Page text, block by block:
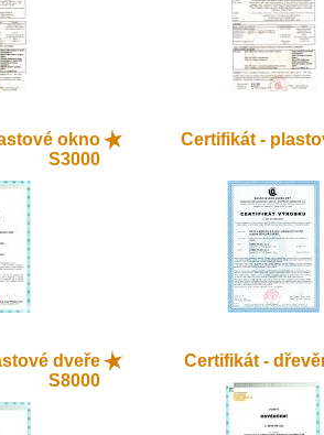
okno
S3000
Certifikát -
dveře
S8000
Certifikát -